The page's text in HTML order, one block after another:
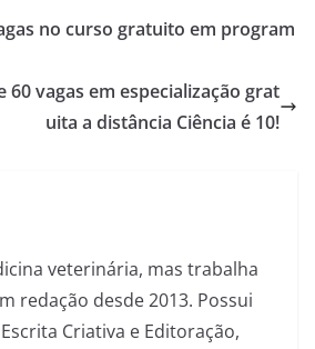
no curso gratuito em program
60 vagas em especialização grat
uita a distância Ciência é 10!
veterinária, mas trabalha
redação desde 2013. Possui
Criativa e Editoração,